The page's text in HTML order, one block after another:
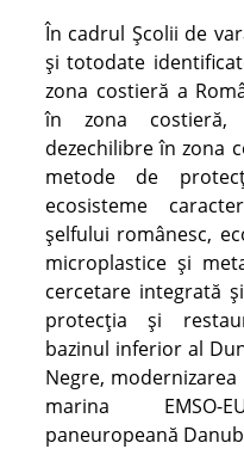
În cadrul Școlii de
și totodate
zona costieră a
în zona costieră,
dezechilibre în zona
metode de
ecosisteme
șelfului românesc,
microplastice și
cercetare integrată
protecția și
bazinul inferior al
Negre,
marina EMSO-
paneuropeană